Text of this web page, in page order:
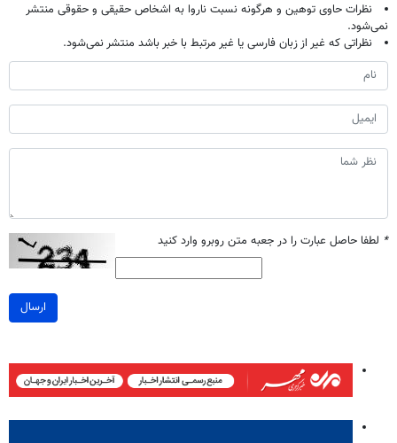
نظرات حاوی توهین و هرگونه نسبت ناروا به اشخاص حقیقی و حقوقی منتشر
نمی‌شود.
نظراتی که غیر از زبان فارسی یا غیر مرتبط با خبر باشد منتشر نمی‌شود.
* لطفا حاصل عبارت را در جعبه متن روبرو وارد کنید
ارسال